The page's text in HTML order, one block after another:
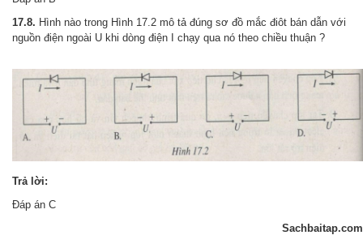
17.8. Hình nào trong Hình 17.2 mô tả đúng sơ đồ mắc điôt bán dẫn với
nguồn điện ngoài U khi dòng điện I chạy qua nó theo chiều thuận ?
Trả lời:
Đáp án C
Sachbaitap.com